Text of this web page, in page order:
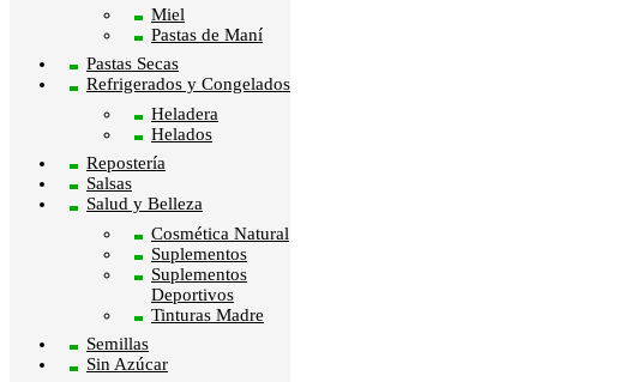
Miel
Pastas de Maní
Pastas Secas
Refrigerados y Congelados
Heladera
Helados
Repostería
Salsas
Salud y Belleza
Cosmética Natural
Suplementos
Suplementos
Deportivos
Tinturas Madre
Semillas
Sin Azúcar